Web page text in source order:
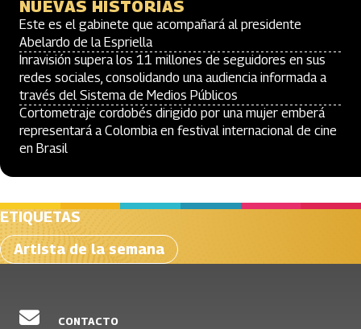
NUEVAS HISTORIAS
Este es el gabinete que acompañará al presidente
Abelardo de la Espriella
Inravisión supera los 11 millones de seguidores en sus
redes sociales, consolidando una audiencia informada a
través del Sistema de Medios Públicos
Cortometraje cordobés dirigido por una mujer emberá
representará a Colombia en festival internacional de cine
en Brasil
ETIQUETAS
Artista de la semana
CONTACTO